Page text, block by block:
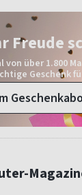
Freude
von über 1.800
Geschenk